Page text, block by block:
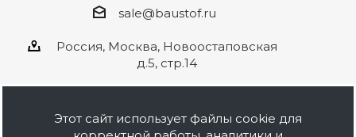
sale@baustof.ru
Россия, Москва, Новоостаповская
д.5, стр.14
Этот сайт использует файлы cookie для